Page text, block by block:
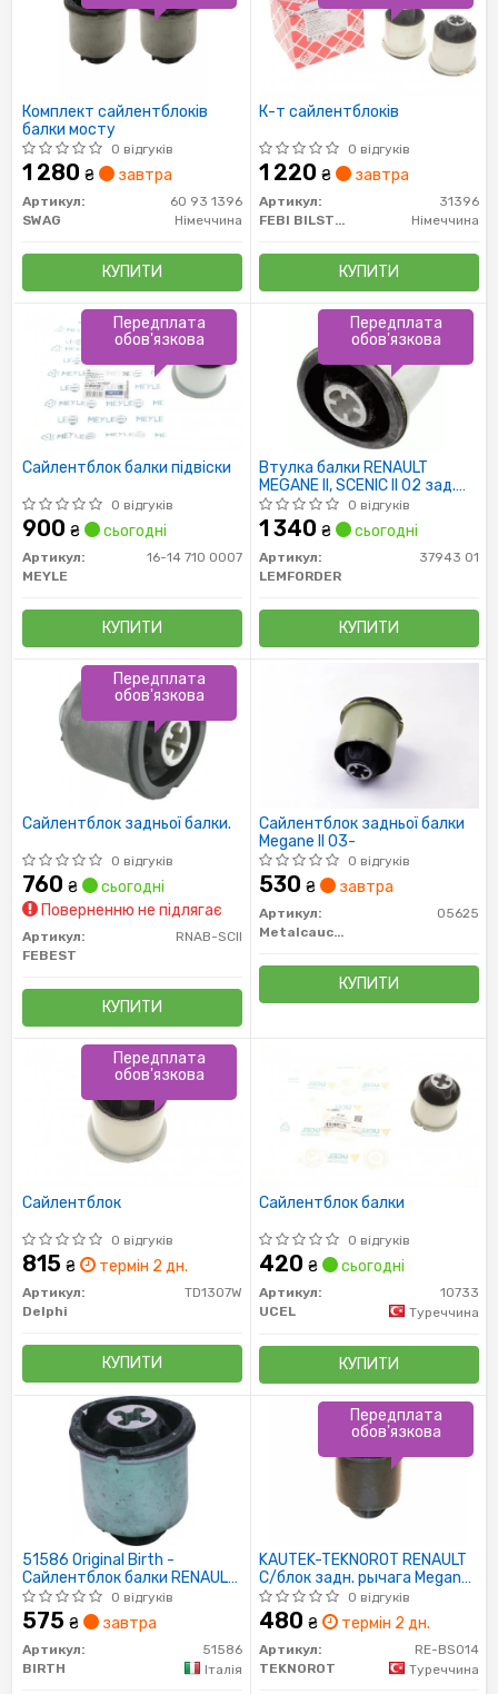
Комплект сайлентблоків
балки мосту
0 відгуків
1 280 ₴ завтра
Артикул:
60 93 1396
SWAG
Німеччина
КУПИТИ
К-т сайлентблоків
0 відгуків
1 220 ₴ завтра
Артикул:
31396
FEBI BILSTEIN
Німеччина
КУПИТИ
Сайлентблок балки підвіски
0 відгуків
900 ₴ сьогодні
Артикул:
16-14 710 0007
MEYLE
КУПИТИ
Передплата
обов'язкова
Втулка балки RENAULT
MEGANE II, SCENIC II 02 зад.
міст (Вир-во LEMFORDER)
0 відгуків
1 340 ₴ сьогодні
Артикул:
37943 01
LEMFORDER
КУПИТИ
Передплата
обов'язкова
Сайлентблок задньої балки.
0 відгуків
760 ₴
сьогодні
Поверненню не підлягає
Артикул:
RNAB-SCII
FEBEST
КУПИТИ
Передплата
обов'язкова
Сайлентблок задньої балки
Megane II 03-
0 відгуків
530 ₴ завтра
Артикул:
05625
Metalcaucho
КУПИТИ
Сайлентблок
0 відгуків
815 ₴ термін 2 дн.
Артикул:
TD1307W
Delphi
КУПИТИ
Передплата
обов'язкова
Сайлентблок балки
0 відгуків
420 ₴ сьогодні
Артикул:
10733
UCEL
Туреччина
КУПИТИ
51586 Original Birth -
Сайлентблок балки RENAULT
Megane II, Scenic, Grand
Scenic 1.4-2.0 02- (Rear, L/R)
0 відгуків
575 ₴ завтра
Артикул:
51586
BIRTH
Італія
KAUTEK-TEKNOROT RENAULT
С/блок задн. рычага Megane
02-,Grand Scenic
0 відгуків
480 ₴ термін 2 дн.
Артикул:
RE-BS014
TEKNOROT
Туреччина
Передплата
обов'язкова